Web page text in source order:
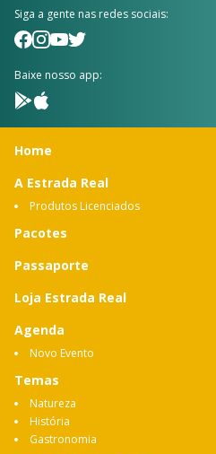
Siga a gente nas redes sociais:
Baixe nosso app:
Home
A Estrada Real
Produtos Licenciados
Pacotes
Passaporte
Loja Estrada Real
Agenda
Novo Evento
Temas
Natureza
História
Gastronomia